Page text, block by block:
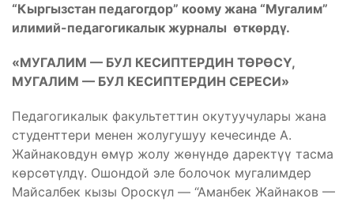
“Кыргызстан педагогдор” коому жана “Мугалим”
илимий-педагогикалык журналы өткөрдү.
«МУГАЛИМ — БУЛ КЕСИПТЕРДИН ТӨРӨСҮ,
МУГАЛИМ — БУЛ КЕСИПТЕРДИН СЕРЕСИ»
Педагогикалык факультеттин окутуучулары жана
студенттери менен жолугушуу кечесинде А.
Жайнаковдун өмүр жолу жөнүндө даректүү тасма
көрсөтүлдү. Ошондой эле болочок мугалимдер
Майсалбек кызы Ороскүл — “Аманбек Жайнаков —